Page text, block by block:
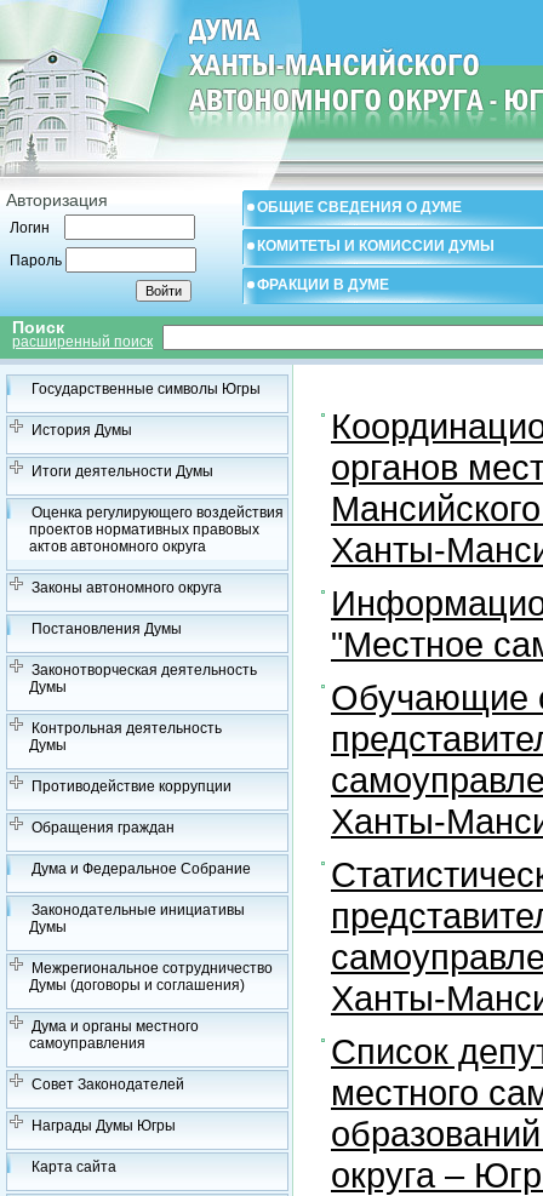
Авторизация
Логин
Пароль
ОБЩИЕ СВЕДЕНИЯ О ДУМЕ
КОМИТЕТЫ И КОМИССИИ ДУМЫ
ФРАКЦИИ В ДУМЕ
Поиск
расширенный поиск
Государственные символы Югры
История Думы
Итоги деятельности Думы
Оценка регулирующего воздействия
проектов нормативных правовых
актов автономного округа
Законы автономного округа
Постановления Думы
Законотворческая деятельность
Думы
Контрольная деятельность
Думы
Противодействие коррупции
Обращения граждан
Дума и Федеральное Собрание
Законодательные инициативы
Думы
Межрегиональное сотрудничество
Думы (договоры и соглашения)
Дума и органы местного
самоуправления
Совет Законодателей
Награды Думы Югры
Карта сайта
органов
Ханты-
"Местное
Обучающие
Ханты-
Ханты-
Список
местного
округа –